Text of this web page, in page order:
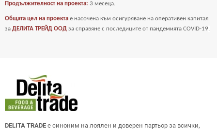
Продължителност на проекта: 3 месеца.
Общата цел на проекта е насочена към осигуряване на оперативен капитал
за ДЕЛИТА ТРЕЙД ООД за справяне с последиците от пандемията COVID-19.
DELITA TRADE е синоним на лоялен и доверен партьор за всички,